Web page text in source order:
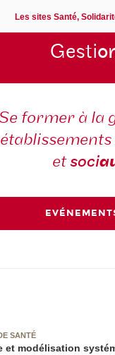
Les sites Santé,
Gesti
former à la
etsoci
SANTÉ
et modélisation